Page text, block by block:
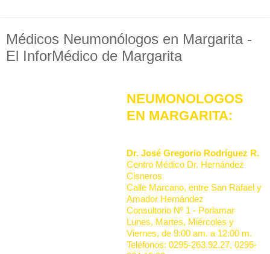
Médicos Neumonólogos en Margarita -
El InforMédico de Margarita
NEUMONOLOGOS
EN MARGARITA:
Dr. José Gregorio Rodríguez R.
Centro Médico Dr. Hernández
Cisneros
Calle Marcano, entre San Rafael y
Amador Hernández
Consultorio Nº 1 - Porlamar
Lunes, Martes, Miércoles y
Viernes, de 9:00 am. a 12:00 m.
Teléfonos: 0295-263.92.27, 0295-